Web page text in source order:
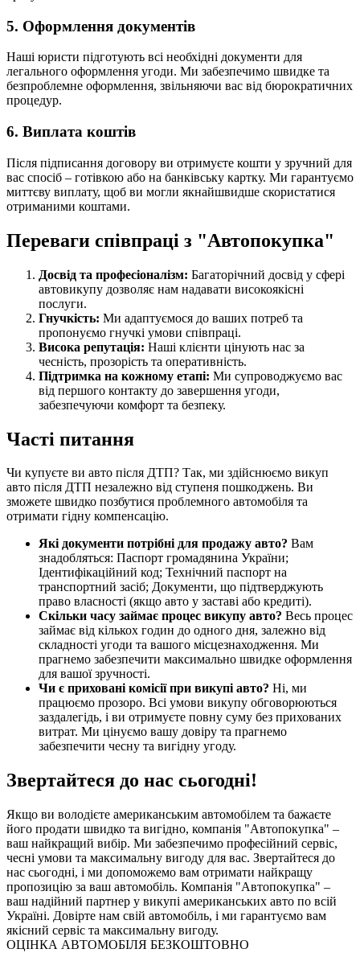
5. Оформлення документів
Наші юристи підготують всі необхідні документи для
легального оформлення угоди. Ми забезпечимо швидке та
безпроблемне оформлення, звільняючи вас від бюрократичних
процедур.
6. Виплата коштів
Після підписання договору ви отримуєте кошти у зручний для
вас спосіб – готівкою або на банківську картку. Ми гарантуємо
миттєву виплату, щоб ви могли якнайшвидше скористатися
отриманими коштами.
Переваги співпраці з "Автопокупка"
Досвід та професіоналізм: Багаторічний досвід у сфері
автовикупу дозволяє нам надавати високоякісні
послуги.
Гнучкість: Ми адаптуємося до ваших потреб та
пропонуємо гнучкі умови співпраці.
Висока репутація: Наші клієнти цінують нас за
чесність, прозорість та оперативність.
Підтримка на кожному етапі: Ми супроводжуємо вас
від першого контакту до завершення угоди,
забезпечуючи комфорт та безпеку.
Часті питання
Чи купуєте ви авто після ДТП? Так, ми здійснюємо викуп
авто після ДТП незалежно від ступеня пошкоджень. Ви
зможете швидко позбутися проблемного автомобіля та
отримати гідну компенсацію.
Які документи потрібні для продажу авто? Вам
знадобляться: Паспорт громадянина України;
Ідентифікаційний код; Технічний паспорт на
транспортний засіб; Документи, що підтверджують
право власності (якщо авто у заставі або кредиті).
Скільки часу займає процес викупу авто? Весь процес
займає від кількох годин до одного дня, залежно від
складності угоди та вашого місцезнаходження. Ми
прагнемо забезпечити максимально швидке оформлення
для вашої зручності.
Чи є приховані комісії при викупі авто? Ні, ми
працюємо прозоро. Всі умови викупу обговорюються
заздалегідь, і ви отримуєте повну суму без прихованих
витрат. Ми цінуємо вашу довіру та прагнемо
забезпечити чесну та вигідну угоду.
Звертайтеся до нас сьогодні!
Якщо ви володієте американським автомобілем та бажаєте
його продати швидко та вигідно, компанія "Автопокупка" –
ваш найкращий вибір. Ми забезпечимо професійний сервіс,
чесні умови та максимальну вигоду для вас. Звертайтеся до
нас сьогодні, і ми допоможемо вам отримати найкращу
пропозицію за ваш автомобіль. Компанія "Автопокупка" –
ваш надійний партнер у викупі американських авто по всій
Україні. Довірте нам свій автомобіль, і ми гарантуємо вам
якісний сервіс та максимальну вигоду.
ОЦІНКА АВТОМОБІЛЯ БЕЗКОШТОВНО